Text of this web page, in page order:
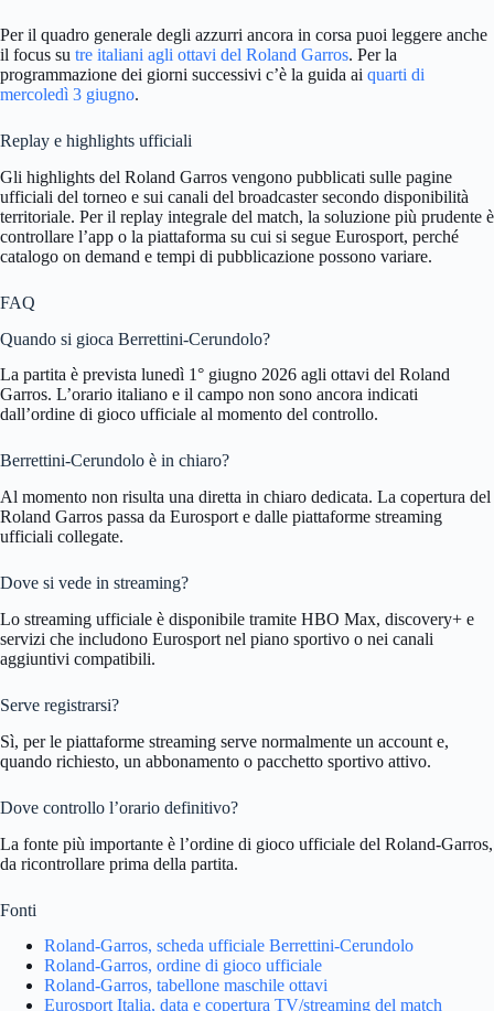
Per il quadro generale degli azzurri ancora in corsa puoi leggere anche
il focus su tre italiani agli ottavi del Roland Garros. Per la
programmazione dei giorni successivi c’è la guida ai quarti di
mercoledì 3 giugno.
Replay e highlights ufficiali
Gli highlights del Roland Garros vengono pubblicati sulle pagine
ufficiali del torneo e sui canali del broadcaster secondo disponibilità
territoriale. Per il replay integrale del match, la soluzione più prudente è
controllare l’app o la piattaforma su cui si segue Eurosport, perché
catalogo on demand e tempi di pubblicazione possono variare.
FAQ
Quando si gioca Berrettini-Cerundolo?
La partita è prevista lunedì 1° giugno 2026 agli ottavi del Roland
Garros. L’orario italiano e il campo non sono ancora indicati
dall’ordine di gioco ufficiale al momento del controllo.
Berrettini-Cerundolo è in chiaro?
Al momento non risulta una diretta in chiaro dedicata. La copertura del
Roland Garros passa da Eurosport e dalle piattaforme streaming
ufficiali collegate.
Dove si vede in streaming?
Lo streaming ufficiale è disponibile tramite HBO Max, discovery+ e
servizi che includono Eurosport nel piano sportivo o nei canali
aggiuntivi compatibili.
Serve registrarsi?
Sì, per le piattaforme streaming serve normalmente un account e,
quando richiesto, un abbonamento o pacchetto sportivo attivo.
Dove controllo l’orario definitivo?
La fonte più importante è l’ordine di gioco ufficiale del Roland-Garros,
da ricontrollare prima della partita.
Fonti
Roland-Garros, scheda ufficiale Berrettini-Cerundolo
Roland-Garros, ordine di gioco ufficiale
Roland-Garros, tabellone maschile ottavi
Eurosport Italia, data e copertura TV/streaming del match